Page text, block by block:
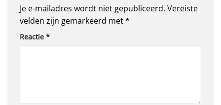
Je e-mailadres wordt niet gepubliceerd. Vereiste
velden zijn gemarkeerd met*
Reactie *